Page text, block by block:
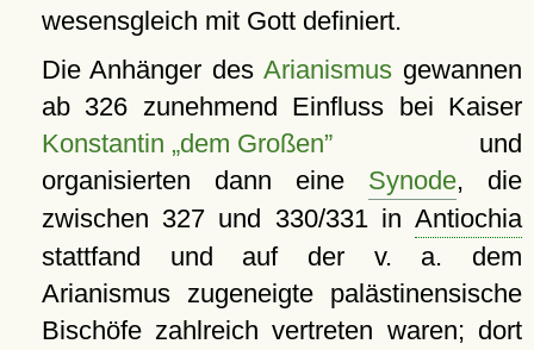
wesensgleich mit Gott definiert.
Die Anhänger desArianismus gewannen
ab 326 zunehmend Einfluss bei Kaiser
Konstantin „dem Großen”und
organisierten dann eine Synode, die
zwischen 327 und 330/331 in Antiochia
stattfand und auf der v. a. dem
Arianismus zugeneigte palästinensische
Bischöfe zahlreich vertreten waren; dort